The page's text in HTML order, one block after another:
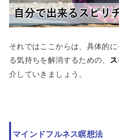
それではここからは、具体的
る気持ちを解消するための、
介していきましょう。
マインドフルネス瞑想法